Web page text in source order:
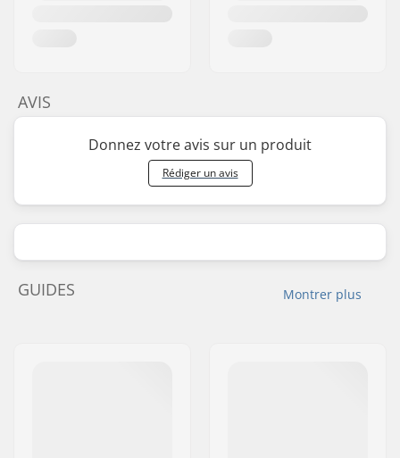
AVIS
Donnez votre avis sur un produit
Rédiger un avis
Montrer plus
GUIDES